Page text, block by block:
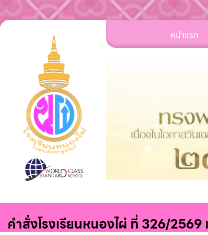
Skip
หน้าแรก
คำสั่งโรงเรียนหนองไผ่ ที่ 326/